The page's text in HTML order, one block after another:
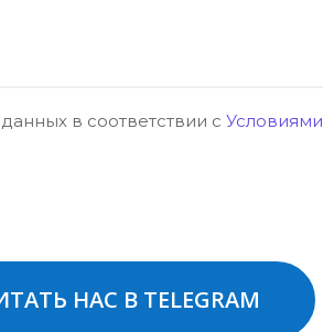
в соответствии сУсловиями
НАС В TELEGRAM